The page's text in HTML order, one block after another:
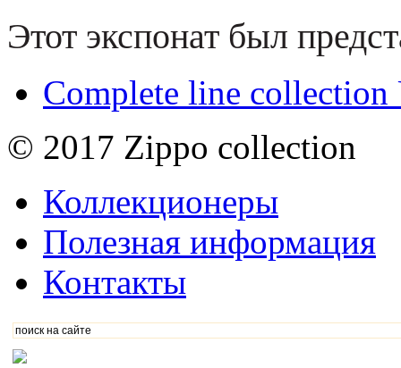
Этот экспонат был
Complete line collection
© 2017 Zippo collection
Коллекционеры
Полезная информация
Контакты